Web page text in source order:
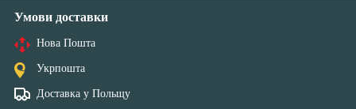
Умови доставки
Нова Пошта
Укрпошта
Доставка у Польщу